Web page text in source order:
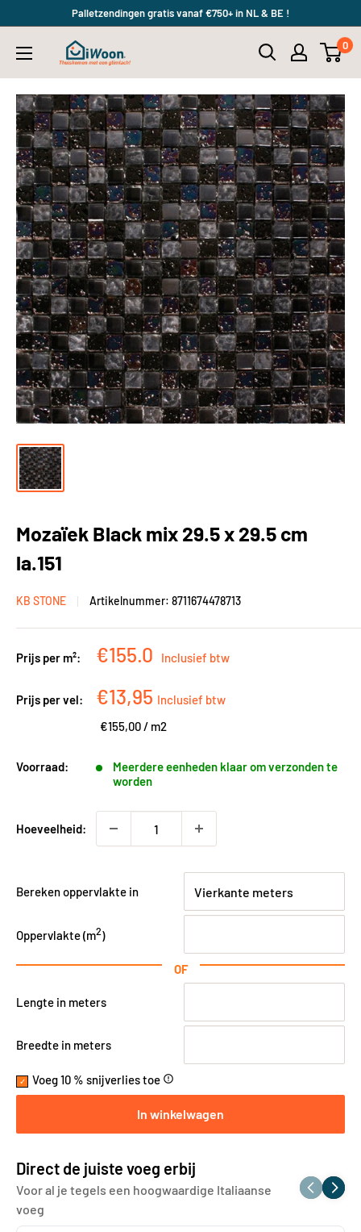
content
Palletzendingen gratis vanaf €750+ in NL & BE !
iWoon.nl 0
Mozaïek Black mix 29.5 x 29.5 cm
la.151
KB STONE Artikelnummer: 8711674478713
Prijs per m²: Kortingsprijs
€155.0 Inclusief btw
Prijs per vel: Kortingsprijs
€13,95 Inclusief btw
€155,00/ m2
Voorraad:
Meerdere eenheden klaar om verzonden te
worden
Hoeveelheid:
Bereken oppervlakte in
Oppervlakte (m2)
OF
Lengte in meters
Breedte in meters
Voeg 10 % snijverlies toe error_outline
In winkelwagen
Direct de juiste voeg erbij
Voor al je tegels een hoogwaardige Italiaanse
voeg